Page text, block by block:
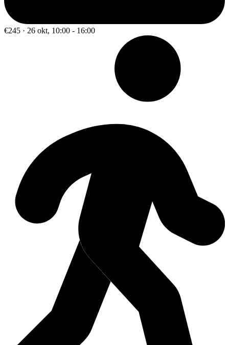
€245 · 26 okt, 10:00 - 16:00